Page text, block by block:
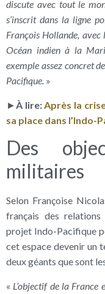
discute avec tout le
s’inscrit dans la ligne
François Hollande, avec
Océan indien à la
exemple assez concret
Pacifique. »
►À lire:Après la
sa place dans l’Indo-
Des
militaires
Selon Françoise
français des
projet Indo-Pacifique
cet espace devenir un
deux géants que sont
« L’objectif de la France